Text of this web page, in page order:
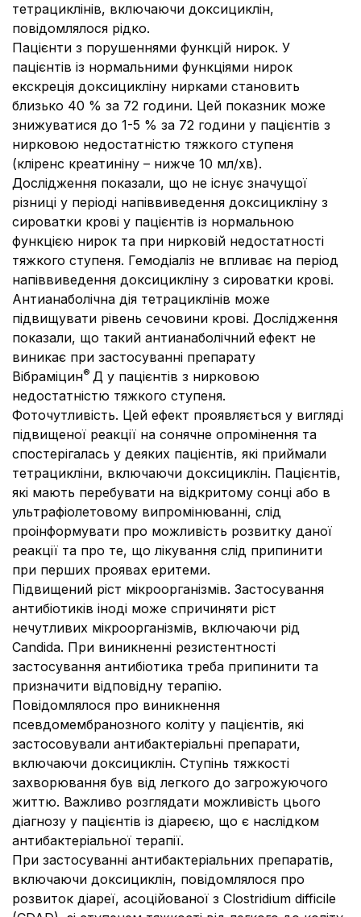
тетрациклінів, включаючи доксициклін,
повідомлялося рідко.
Пацієнти з порушеннями функцій нирок. У
пацієнтів із нормальними функціями нирок
екскреція доксицикліну нирками становить
близько 40 % за 72 години. Цей показник може
знижуватися до 1-5 % за 72 години у пацієнтів з
нирковою недостатністю тяжкого ступеня
(кліренс креатиніну – нижче 10 мл/хв).
Дослідження показали, що не існує значущої
різниці у періоді напіввиведення доксицикліну з
сироватки крові у пацієнтів із нормальною
функцією нирок та при нирковій недостатності
тяжкого ступеня. Гемодіаліз не впливає на період
напіввиведення доксицикліну з сироватки крові.
Антианаболічна дія тетрациклінів може
підвищувати рівень сечовини крові. Дослідження
показали, що такий антианаболічний ефект не
виникає при застосуванні препарату
Вібраміцин® Д у пацієнтів з нирковою
недостатністю тяжкого ступеня.
Фоточутливість. Цей ефект проявляється у вигляді
підвищеної реакції на сонячне опромінення та
спостерігалась у деяких пацієнтів, які приймали
тетрацикліни, включаючи доксициклін. Пацієнтів,
які мають перебувати на відкритому сонці або в
ультрафіолетовому випромінюванні, слід
проінформувати про можливість розвитку даної
реакції та про те, що лікування слід припинити
при перших проявах еритеми.
Підвищений ріст мікроорганізмів. Застосування
антибіотиків іноді може спричиняти ріст
нечутливих мікроорганізмів, включаючи рід
Сandida. При виникненні резистентності
застосування антибіотика треба припинити та
призначити відповідну терапію.
Повідомлялося про виникнення
псевдомембранозного коліту у пацієнтів, які
застосовували антибактеріальні препарати,
включаючи доксициклін. Ступінь тяжкості
захворювання був від легкого до загрожуючого
життю. Важливо розглядати можливість цього
діагнозу у пацієнтів із діареєю, що є наслідком
антибактеріальної терапії.
При застосуванні антибактеріальних препаратів,
включаючи доксициклін, повідомлялося про
розвиток діареї, асоційованої з Clostridium difficile